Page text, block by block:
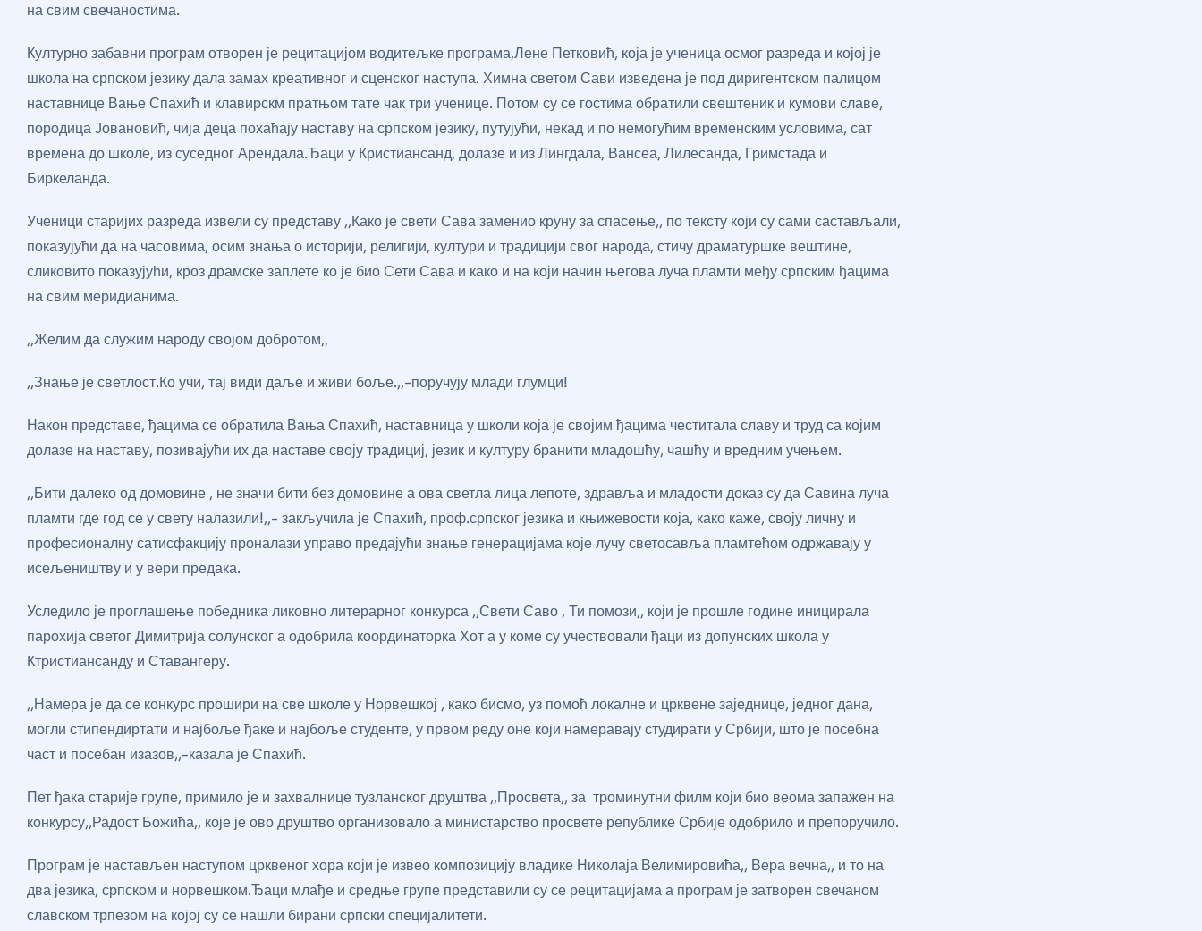
на свим свечаностима.
Културно забавни програм отворен је рецитацијом водитељке програма,Лене Петковић, која је ученица осмог разреда и којој је
школа на српском језику дала замах креативног и сценског наступа. Химна светом Сави изведена је под диригентском палицом
наставнице Вање Спахић и клавирскм пратњом тате чак три ученице. Потом су се гостима обратили свештеник и кумови славе,
породица Јовановић, чија деца похаћају наставу на српском језику, путујући, некад и по немогућим временским условима, сат
времена до школе, из суседног Арендала.Ђаци у Кристиансанд, долазе и из Лингдала, Вансеа, Лилесанда, Гримстада и
Биркеланда.
Ученици старијих разреда извели су представу ,,Како је свети Сава заменио круну за спасење,, по тексту који су сами састављали,
показујући да на часовима, осим знања о историји, религији, култури и традицији свог народа, стичу драматуршке вештине,
сликовито показујући, кроз драмске заплете ко је био Сети Сава и како и на који начин његова луча пламти међу српским ђацима
на свим меридианима.
,,Желим да служим народу својом добротом,,
,,Знање је светлост.Ко учи, тај види даље и живи боље.,,-поручују млади глумци!
Након представе, ђацима се обратила Вања Спахић, наставница у школи која је својим ђацима честитала славу и труд са којим
долазе на наставу, позивајући их да наставе своју традициј, језик и културу бранити младошћу, чашћу и вредним учењем.
,,Бити далеко од домовине , не значи бити без домовине а ова светла лица лепоте, здравља и младости доказ су да Савина луча
пламти где год се у свету налазили!,,- закључила је Спахић, проф.српског језика и књижевости која, како каже, своју личну и
професионалну сатисфакцију проналази управо предајући знање генерацијама које лучу светосавља пламтећом одржавају у
исељеништву и у вери предака.
Уследило је проглашење победника ликовно литерарног конкурса ,,Свети Саво , Ти помози,, који је прошле године иницирала
парохија светог Димитрија солунског а одобрила координаторка Хот а у коме су учествовали ђаци из допунских школа у
Ктристиансанду и Ставангеру.
,,Намера је да се конкурс прошири на све школе у Норвешкој , како бисмо, уз помоћ локалне и црквене заједнице, једног дана,
могли стипендиртати и најбоље ђаке и најбоље студенте, у првом реду оне који намеравају студирати у Србији, што је посебна
част и посебан изазов,,-казала је Спахић.
Пет ђака старије групе, примило је и захвалнице тузланског друштва ,,Просвета,, за троминутни филм који био веома запажен на
конкурсу,,Радост Божића,, које је ово друштво организовало а министарство просвете републике Србије одобрило и препоручило.
Програм је настављен наступом црквеног хора који је извео композицију владике Николаја Велимировића,, Вера вечна,, и то на
два језика, српском и норвешком.Ђаци млађе и средње групе представили су се рецитацијама а програм је затворен свечаном
славском трпезом на којој су се нашли бирани српски специјалитети.